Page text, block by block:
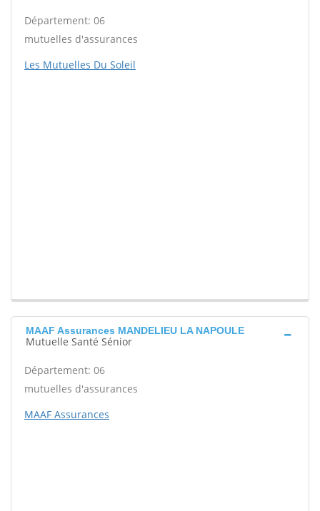
Département: 06
mutuelles d'assurances
Les Mutuelles Du Soleil
MAAF Assurances MANDELIEU LA NAPOULE
Mutuelle Santé Sénior
Département: 06
mutuelles d'assurances
MAAF Assurances